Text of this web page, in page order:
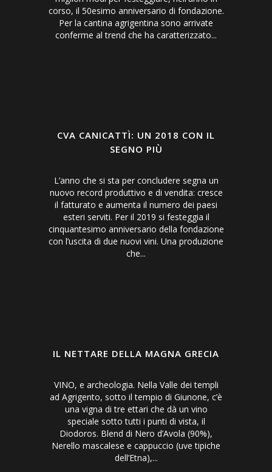
corso, il 50esimo anniversario di fondazione.
Per la cantina agrigentina sono arrivate
conferme al trend che ha caratterizzato...
CVA CANICATTÌ: UN 2018 CON IL
SEGNO PIÙ
L’anno che si sta per concludere segna un
nuovo record produttivo e di vendita: cresce
il fatturato e aumenta il numero dei paesi
esteri serviti. Per il 2019 si festeggia il
cinquantesimo anniversario della fondazione
con l’uscita di due nuovi vini. Una produzione
che...
IL NETTARE DELLA MAGNA GRECIA
VINO, e archeologia. Nella Valle dei templi
ad Agrigento, sotto il tempio di Giunone, c’è
una vigna di tre ettari che dà un vino
speciale sotto tutti i punti di vista, il
Diodoros. Blend di Nero d’Avola (90%),
Nerello mascalese e cappuccio (uve tipiche
dell’Etna),...